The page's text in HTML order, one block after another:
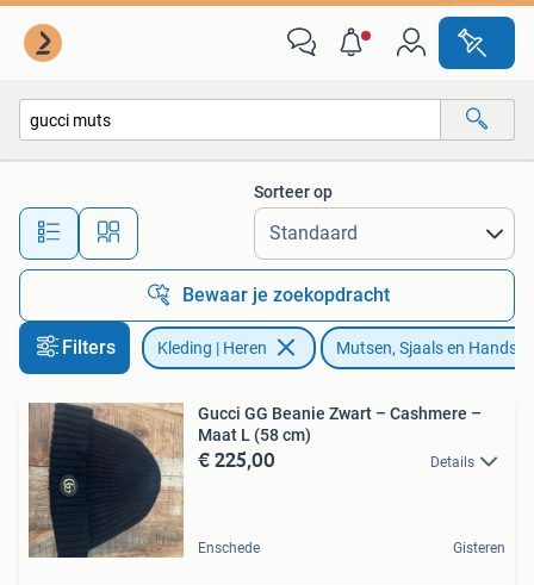
Alle afstanden…
Sorteer op
Bewaar je zoekopdracht
Filters Kleding | Heren Mutsen, Sjaals en
Gucci GG Beanie Zwart – Cashmere –
Maat L (58 cm)
€ 225,00 Details
Enschede Gisteren